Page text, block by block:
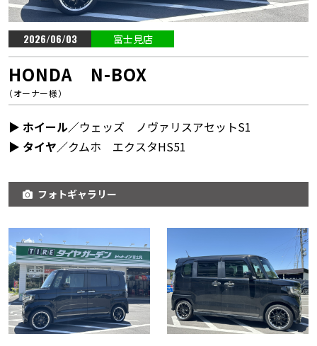
2026/06/03 富士見店
HONDA N-BOX
（オーナー様）
▶︎ ホイール／ウェッズ ノヴァリスアセットS1
▶︎ タイヤ／クムホ エクスタHS51
フォトギャラリー